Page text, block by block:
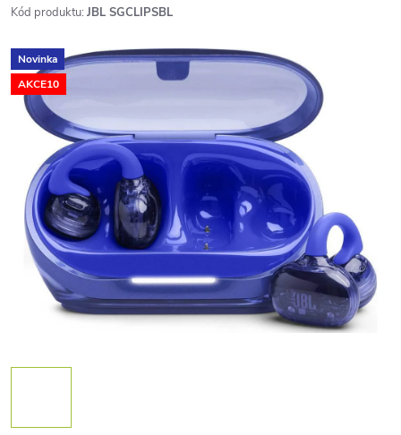
Kód produktu: JBL SGCLIPSBL
Novinka
AKCE10